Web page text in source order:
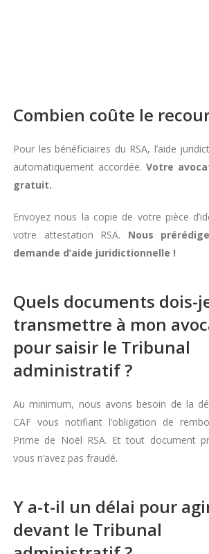
Combien coûte le
Pour les bénéficiaires du RSA, l’aide
automatiquement accordée. Votre
gratuit.
Envoyez nous la copie de votre pièce
votre attestation RSA. Nous
demande d’aide juridictionnelle !
Quels documents dois-
transmettre à mon
pour saisir le Tribunal
administratif ?
Au minimum, nous avons besoin de la
CAF vous notifiant l’obligation de
Prime de Noël RSA. Et tout document
vous n’avez pas fraudé.
Y a-t-il un délai pour
devant le Tribunal